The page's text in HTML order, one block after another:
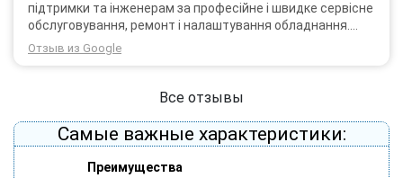
підтримки та інженерам за професійне і швидке сервісне
обслуговування, ремонт і налаштування обладнання.
Через 3 роки після покупки я не шкодую про прийняте
тоді рішення придбати обладнання в компанії 3G star
Отзыв из Google
Все отзывы
Самые важные характеристики:
Преимущества